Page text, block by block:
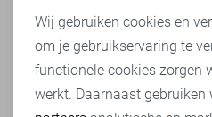
Personalisatie cookies
Analytische cookies
Wij gebruiken cookies en
om je gebruikservaring te
functionele cookies zorgen
werkt. Daarnaast gebruiken